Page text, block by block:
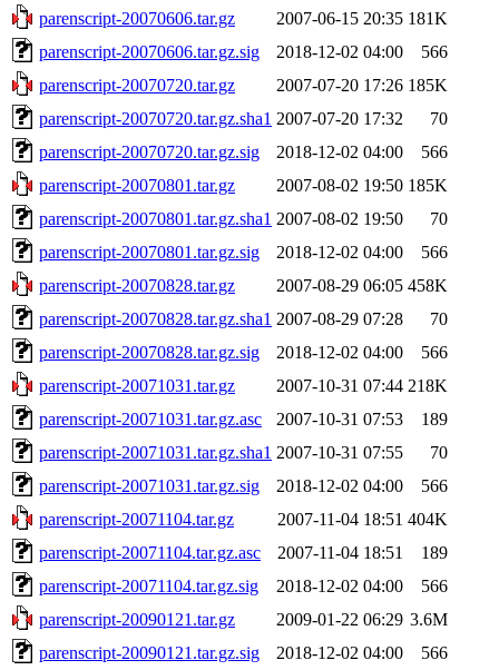
parenscript-20070606.tar.gz
2007-06-15 20:35 181K
parenscript-20070606.tar.gz.sig
2018-12-02 04:00
566
parenscript-20070720.tar.gz
2007-07-20 17:26 185K
parenscript-20070720.tar.gz.sha1 2007-07-20 17:32
70
parenscript-20070720.tar.gz.sig
2018-12-02 04:00
566
parenscript-20070801.tar.gz
2007-08-02 19:50 185K
parenscript-20070801.tar.gz.sha1 2007-08-02 19:50
70
parenscript-20070801.tar.gz.sig
2018-12-02 04:00
566
parenscript-20070828.tar.gz
2007-08-29 06:05 458K
parenscript-20070828.tar.gz.sha1 2007-08-29 07:28
70
parenscript-20070828.tar.gz.sig
2018-12-02 04:00
566
parenscript-20071031.tar.gz
2007-10-31 07:44 218K
parenscript-20071031.tar.gz.asc
2007-10-31 07:53
189
parenscript-20071031.tar.gz.sha1 2007-10-31 07:55
70
parenscript-20071031.tar.gz.sig
2018-12-02 04:00
566
parenscript-20071104.tar.gz
2007-11-04 18:51 404K
parenscript-20071104.tar.gz.asc
2007-11-04 18:51
189
parenscript-20071104.tar.gz.sig
2018-12-02 04:00
566
parenscript-20090121.tar.gz
2009-01-22 06:29 3.6M
parenscript-20090121.tar.gz.sig
2018-12-02 04:00
566